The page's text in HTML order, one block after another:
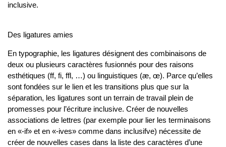
inclusive.
Des ligatures amies
En typographie, les ligatures désignent des combinaisons de
deux ou plusieurs caractères fusionnés pour des raisons
esthétiques (ff, fi, ffl, …) ou linguistiques (æ, œ). Parce qu’elles
sont fondées sur le lien et les transitions plus que sur la
séparation, les ligatures sont un terrain de travail plein de
promesses pour l’écriture inclusive. Créer de nouvelles
associations de lettres (par exemple pour lier les terminaisons
en «-if» et en «-ives» comme dans inclusifve) nécessite de
créer de nouvelles cases dans la liste des caractères d’une